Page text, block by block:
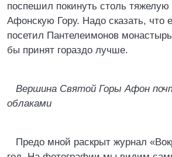
поспешил покинуть столь
Афонскую Гору. Надо сказать, что
посетил Пантелеимонов
бы принят гораздо лучше.
Вершина Святой Горы Афон
облаками
Предо мной раскрыт журнал